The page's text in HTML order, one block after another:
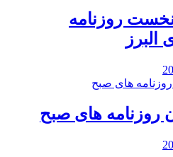
روزنامه‌
روزنامه های صبح